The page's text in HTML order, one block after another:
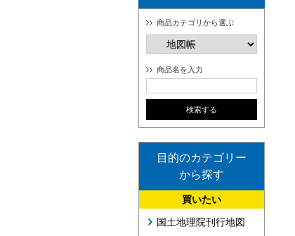
商品カテゴリから選ぶ
商品名を入力
目的のカテゴリー
から探す
買いたい
国土地理院刊行地図